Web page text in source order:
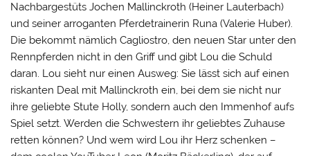
Nachbargestüts Jochen Mallinckroth (Heiner Lauterbach)
und seiner arroganten Pferdetrainerin Runa (Valerie Huber).
Die bekommt nämlich Cagliostro, den neuen Star unter den
Rennpferden nicht in den Griff und gibt Lou die Schuld
daran. Lou sieht nur einen Ausweg: Sie lässt sich auf einen
riskanten Deal mit Mallinckroth ein, bei dem sie nicht nur
ihre geliebte Stute Holly, sondern auch den Immenhof aufs
Spiel setzt. Werden die Schwestern ihr geliebtes Zuhause
retten können? Und wem wird Lou ihr Herz schenken –